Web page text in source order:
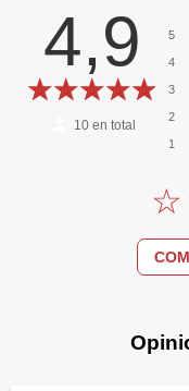
4,9
10 en total
5
4
3
2
1